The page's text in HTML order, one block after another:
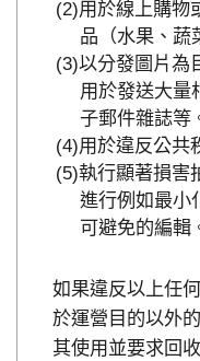
用於線上購物
品（水果、蔬
以分發圖片為
用於發送大量
子郵件雜誌等
用於違反公共
執行顯著損害
進行例如最小
可避免的編輯
如果違反以上任
於運營目的以外
其使用並要求回